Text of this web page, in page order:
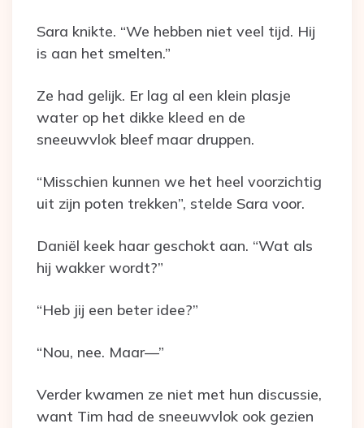
Sara knikte. “We hebben niet veel tijd. Hij
is aan het smelten.”
Ze had gelijk. Er lag al een klein plasje
water op het dikke kleed en de
sneeuwvlok bleef maar druppen.
“Misschien kunnen we het heel voorzichtig
uit zijn poten trekken”, stelde Sara voor.
Daniël keek haar geschokt aan. “Wat als
hij wakker wordt?”
“Heb jij een beter idee?”
“Nou, nee. Maar—”
Verder kwamen ze niet met hun discussie,
want Tim had de sneeuwvlok ook gezien